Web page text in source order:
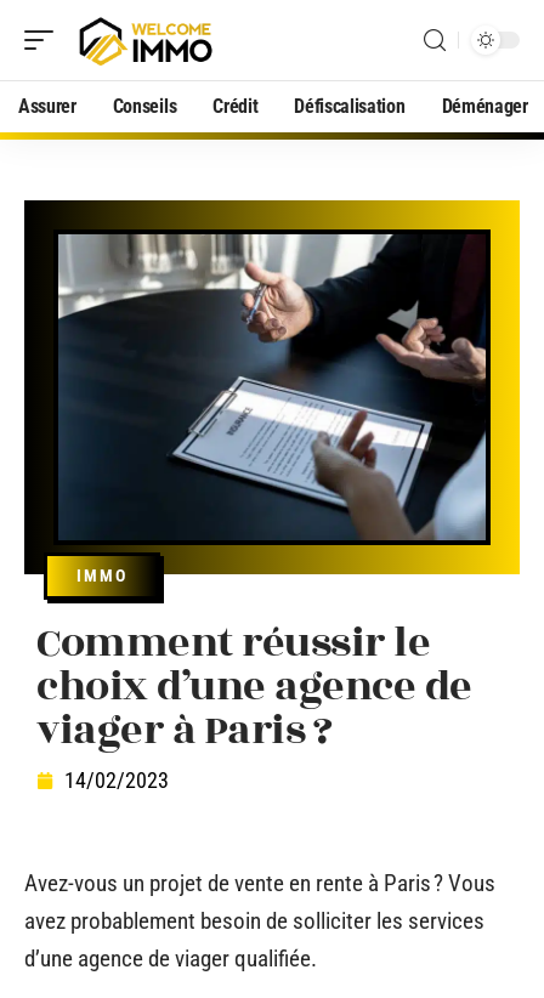
Assurer Conseils Crédit Défiscalisation Déménager
IMMO
Comment réussir le
choix d’une agence de
viager à Paris ?
14/02/2023
Avez-vous un projet de vente en rente à Paris ? Vous
avez probablement besoin de solliciter les services
d’une agence de viager qualifiée.